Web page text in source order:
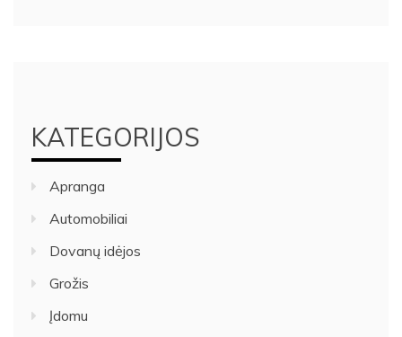
KATEGORIJOS
Apranga
Automobiliai
Dovanų idėjos
Grožis
Įdomu